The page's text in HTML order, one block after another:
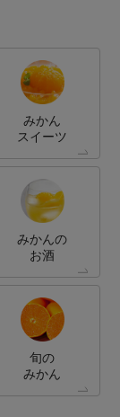
みかん
スイーツ
みかんの
お酒
旬の
みかん